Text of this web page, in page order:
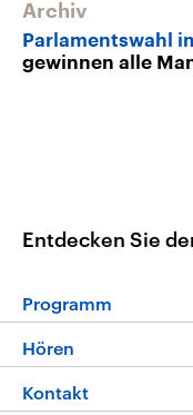
Archiv
Parlamentswahl
gewinnen alle
Entdecken Sie
Programm
Programm
Hören
Livestream
Kontakt